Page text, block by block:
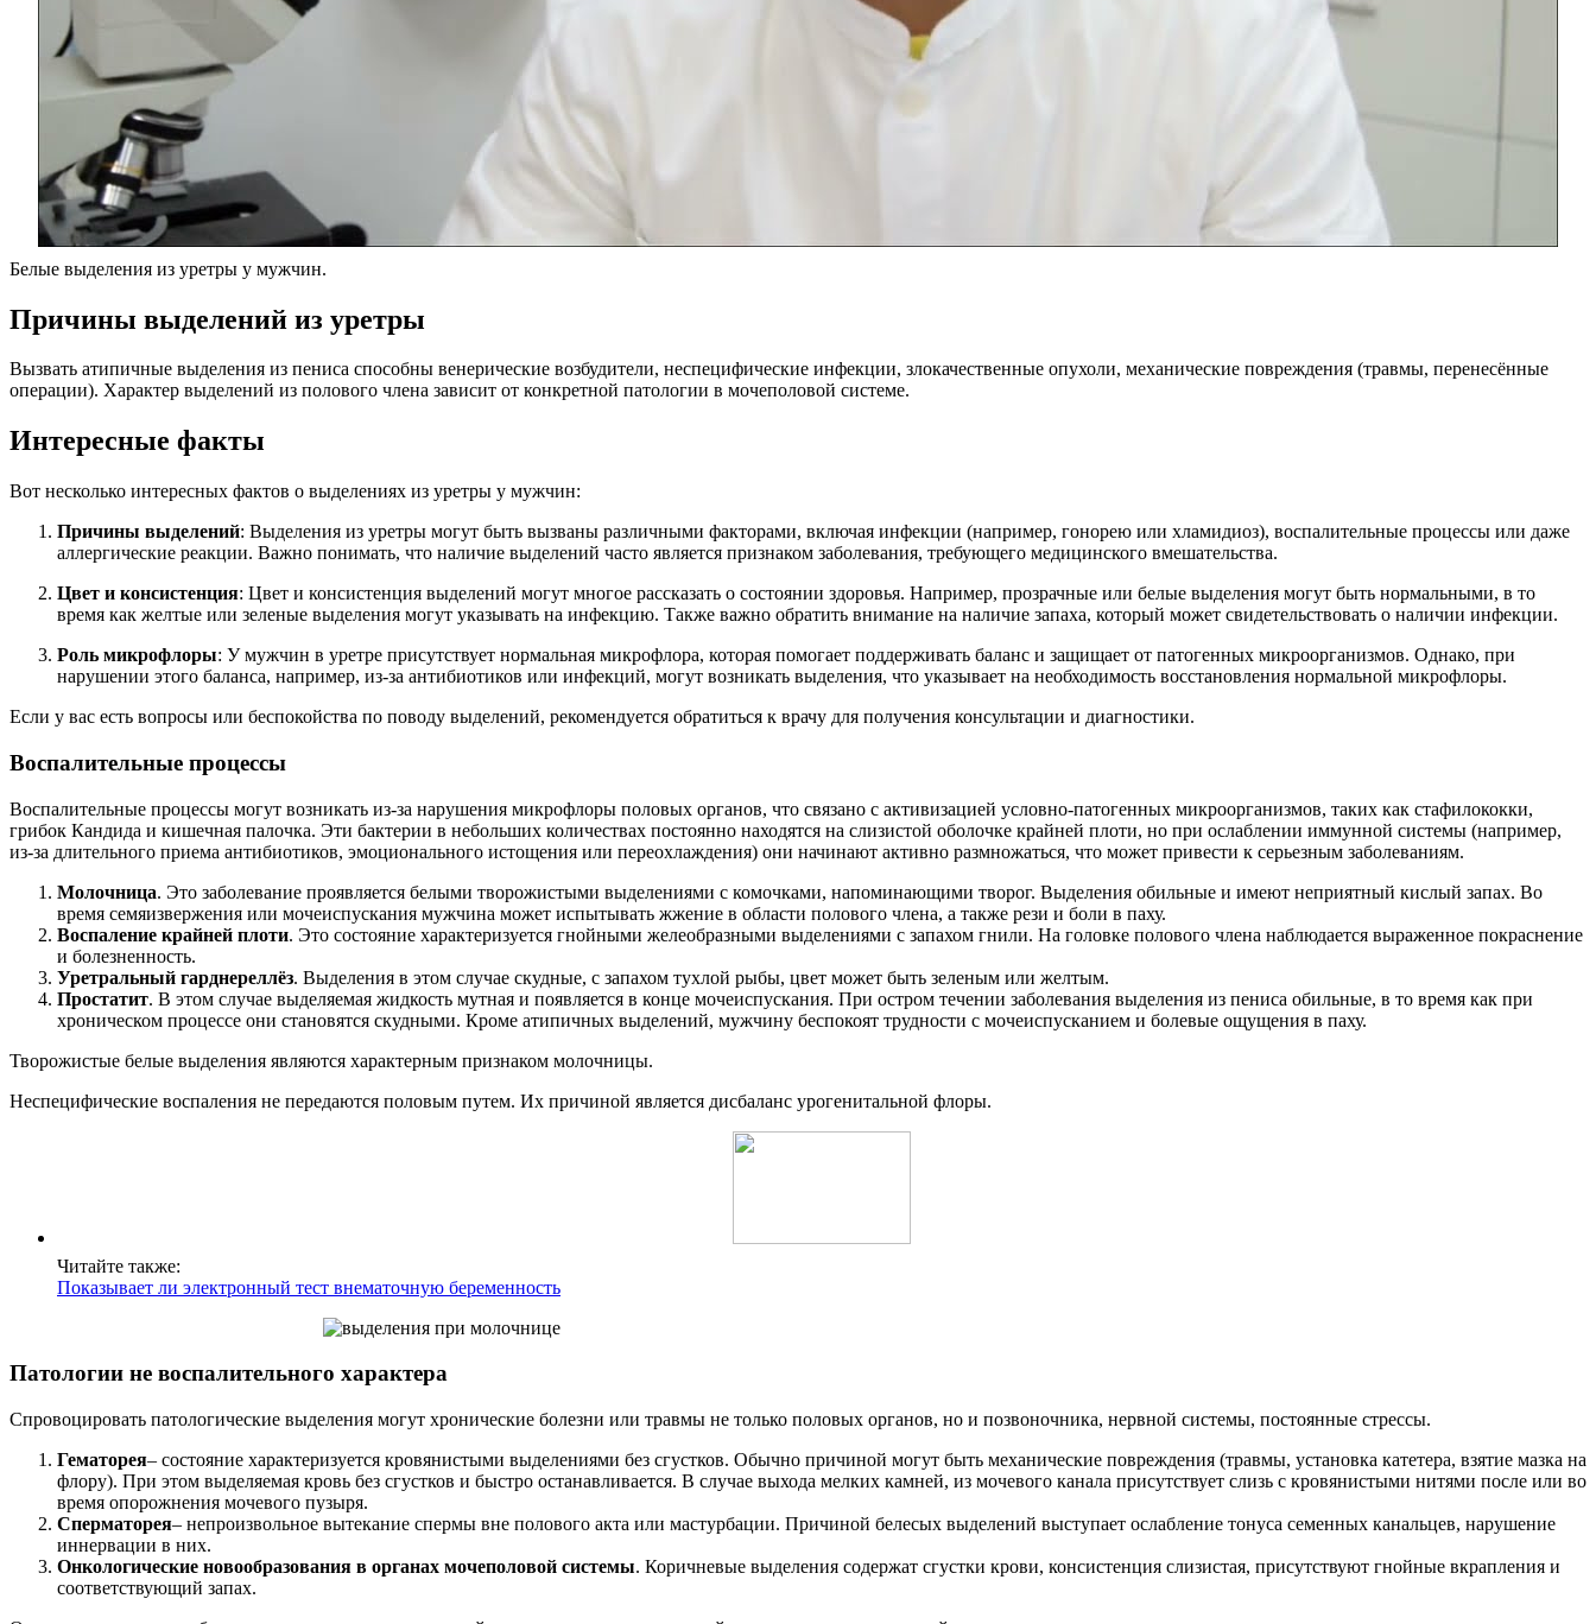
Белые выделения из уретры у мужчин.
Причины выделений из уретры
Вызвать атипичные выделения из пениса способны венерические возбудители, неспецифические инфекции, злокачественные опухоли, механические повреждения (травмы, перенесённые
операции). Характер выделений из полового члена зависит от конкретной патологии в мочеполовой системе.
Интересные факты
Вот несколько интересных фактов о выделениях из уретры у мужчин:
Причины выделений: Выделения из уретры могут быть вызваны различными факторами, включая инфекции (например, гонорею или хламидиоз), воспалительные процессы или даже
аллергические реакции. Важно понимать, что наличие выделений часто является признаком заболевания, требующего медицинского вмешательства.
Цвет и консистенция: Цвет и консистенция выделений могут многое рассказать о состоянии здоровья. Например, прозрачные или белые выделения могут быть нормальными, в то
время как желтые или зеленые выделения могут указывать на инфекцию. Также важно обратить внимание на наличие запаха, который может свидетельствовать о наличии инфекции.
Роль микрофлоры: У мужчин в уретре присутствует нормальная микрофлора, которая помогает поддерживать баланс и защищает от патогенных микроорганизмов. Однако, при
нарушении этого баланса, например, из-за антибиотиков или инфекций, могут возникать выделения, что указывает на необходимость восстановления нормальной микрофлоры.
Если у вас есть вопросы или беспокойства по поводу выделений, рекомендуется обратиться к врачу для получения консультации и диагностики.
Воспалительные процессы
Воспалительные процессы могут возникать из-за нарушения микрофлоры половых органов, что связано с активизацией условно-патогенных микроорганизмов, таких как стафилококки,
грибок Кандида и кишечная палочка. Эти бактерии в небольших количествах постоянно находятся на слизистой оболочке крайней плоти, но при ослаблении иммунной системы (например,
из-за длительного приема антибиотиков, эмоционального истощения или переохлаждения) они начинают активно размножаться, что может привести к серьезным заболеваниям.
Молочница. Это заболевание проявляется белыми творожистыми выделениями с комочками, напоминающими творог. Выделения обильные и имеют неприятный кислый запах. Во
время семяизвержения или мочеиспускания мужчина может испытывать жжение в области полового члена, а также рези и боли в паху.
Воспаление крайней плоти. Это состояние характеризуется гнойными желеобразными выделениями с запахом гнили. На головке полового члена наблюдается выраженное покраснение
и болезненность.
Уретральный гарднереллёз. Выделения в этом случае скудные, с запахом тухлой рыбы, цвет может быть зеленым или желтым.
Простатит. В этом случае выделяемая жидкость мутная и появляется в конце мочеиспускания. При остром течении заболевания выделения из пениса обильные, в то время как при
хроническом процессе они становятся скудными. Кроме атипичных выделений, мужчину беспокоят трудности с мочеиспусканием и болевые ощущения в паху.
Творожистые белые выделения являются характерным признаком молочницы.
Неспецифические воспаления не передаются половым путем. Их причиной является дисбаланс урогенитальной флоры.
Читайте также:
Показывает ли электронный тест внематочную беременность
Патологии не воспалительного характера
Спровоцировать патологические выделения могут хронические болезни или травмы не только половых органов, но и позвоночника, нервной системы, постоянные стрессы.
Гематорея– состояние характеризуется кровянистыми выделениями без сгустков. Обычно причиной могут быть механические повреждения (травмы, установка катетера, взятие мазка на
флору). При этом выделяемая кровь без сгустков и быстро останавливается. В случае выхода мелких камней, из мочевого канала присутствует слизь с кровянистыми нитями после или во
время опорожнения мочевого пузыря.
Сперматорея– непроизвольное вытекание спермы вне полового акта или мастурбации. Причиной белесых выделений выступает ослабление тонуса семенных канальцев, нарушение
иннервации в них.
Онкологические новообразования в органах мочеполовой системы. Коричневые выделения содержат сгустки крови, консистенция слизистая, присутствуют гнойные вкрапления и
соответствующий запах.